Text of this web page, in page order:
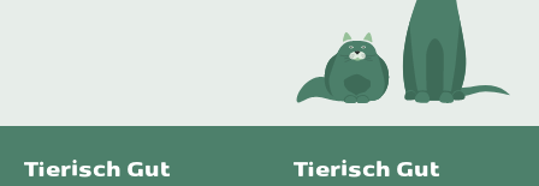
Tierisch Gut
Tierisch Gut